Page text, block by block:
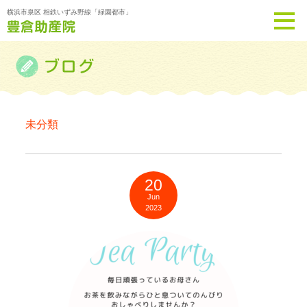
横浜市泉区 相鉄いずみ野線「緑園都市」
未分類
20
Jun
2023